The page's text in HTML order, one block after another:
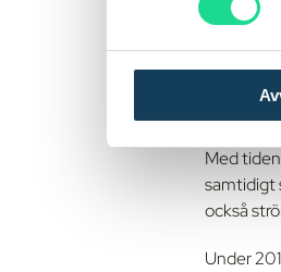
s
SIM-
Dessa
Med
samtidigt
också
Under